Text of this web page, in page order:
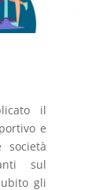
il
e
società
sul
gli